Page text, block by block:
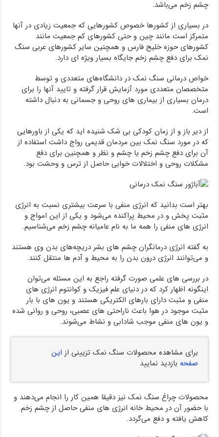
چشم زخم می‌باشد.
در بسیاری از کشورها خصوص کشورهایی که جمعیت زیادی در آنها
متمرکز است مانند چین و حتی کشورهای کم جمعیت مانند
کشورهای حوزه خلیج فارس و همچنین سایر کشورهای عربی سنگ
نمک برای دفع چشم زخم جایگاه بسیار ویژه ای دارد.
خواص درمانی سنگ نمک در دانشگاه‌های متعددی و توسط
متخصصان متعددی مورد آزمایش قرار گرفته و تایید آنها را برای
درمان بسیاری از بیماری های روحی و جسمانی به دنبال داشته
است.
از دیر باز و از زمان کودکی بی شک شنیده اید که یکی از باورهایی
که در مورد سنگ نمک بین مردمان قدیمی رواج داشت استفاده از
آن برای دفع چشم زخم یا چشم و نظر و همچنین برای دفع
مشکلات روحی و اختلالات خوابی حاصل از ترس و وحشت بود.
بهتر است بدانید که انرژی منفی با سرعت بیشتری نسبت به انرژی
مثبت پخش و در محیط پراکنده می‌شود و یکی از این امواج و
انرژی های منفی را همه ما به نام عامیانه چشم زخم می‌شناسیم.
به گفته انرژی درمانگران چشم های بشر دریچه‌های بدن وی هستند
و می‌توانند انرژی درون بدن را به محیط و آدم ها منتقل کنند.
در بررسی های علمی صورت گرفته راجع به این مسئله می‌توان
اینگونه اظهار کرد که در دنیای علم فیزیک و کوانتوم انرژی های
منفی و مثبت دارای بارهای الکتریکی هستند و یون های با بار
مثبت موجود در هوا باعث ناراحتی های عصبی، روحی و روانی شده
و یون های منفی موجب شادابی و نشاط می‌شوند.
برای مشاهده محصولات سنگ نمک تزیینی از این
صفحه بازدید نمایید
محصولات چراغ سنگ نمک نیز دقیقا همین کار را انجام می‌دهند و
با حضور آن در محیط خانه انرژی های منفی حاصل از چشم زخم
کاهش یافته و دفع می‌گردد.